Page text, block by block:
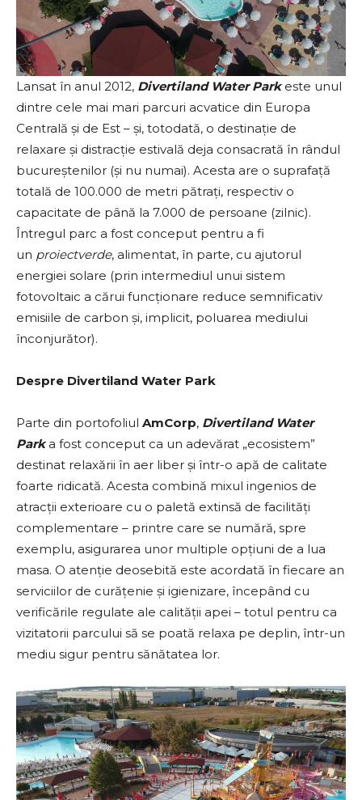
Lansat în anul 2012, Divertiland Water Parkeste unul
dintre cele mai mari parcuri acvatice din Europa
Centrală și de Est – și, totodată, o destinație de
relaxare și distracție estivală deja consacrată în rândul
bucureștenilor (și nu numai). Acesta are o suprafață
totală de 100.000 de metri pătrați, respectiv o
capacitate de până la 7.000 de persoane (zilnic).
Întregul parc a fost conceput pentru a fi
un proiectverde, alimentat, în parte, cu ajutorul
energiei solare (prin intermediul unui sistem
fotovoltaic a cărui funcționare reduce semnificativ
emisiile de carbon și, implicit, poluarea mediului
înconjurător).
Despre Divertiland Water Park
Parte din portofoliul AmCorp, Divertiland Water
Parka fost conceput ca un adevărat „ecosistem”
destinat relaxării în aer liber și într-o apă de calitate
foarte ridicată. Acesta combină mixul ingenios de
atracții exterioare cu o paletă extinsă de facilități
complementare – printre care se numără, spre
exemplu, asigurarea unor multiple opțiuni de a lua
masa. O atenție deosebită este acordată în fiecare an
serviciilor de curățenie și igienizare, începând cu
verificările regulate ale calității apei – totul pentru ca
vizitatorii parcului să se poată relaxa pe deplin, într-un
mediu sigur pentru sănătatea lor.